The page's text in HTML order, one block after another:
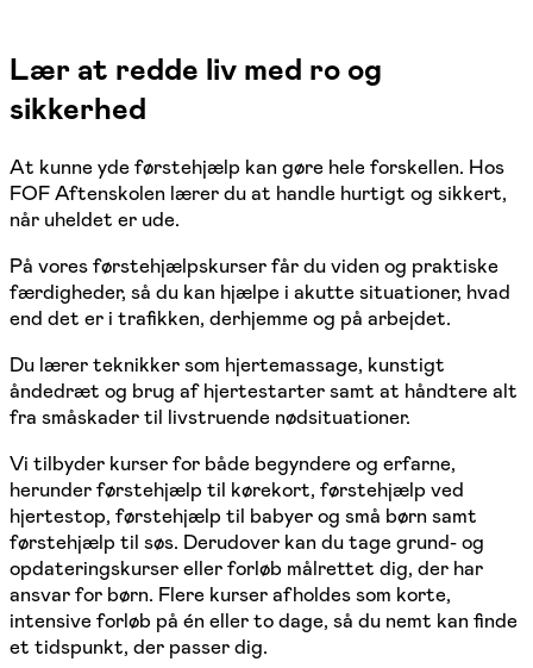
Lær at redde liv med ro og
sikkerhed
At kunne yde førstehjælp kan gøre hele forskellen. Hos
FOF Aftenskolen lærer du at handle hurtigt og sikkert,
når uheldet er ude.
På vores førstehjælpskurser får du viden og praktiske
færdigheder, så du kan hjælpe i akutte situationer, hvad
end det er i trafikken, derhjemme og på arbejdet.
Du lærer teknikker som hjertemassage, kunstigt
åndedræt og brug af hjertestarter samt at håndtere alt
fra småskader til livstruende nødsituationer.
Vi tilbyder kurser for både begyndere og erfarne,
herunder førstehjælp til kørekort, førstehjælp ved
hjertestop, førstehjælp til babyer og små børn samt
førstehjælp til søs. Derudover kan du tage grund- og
opdateringskurser eller forløb målrettet dig, der har
ansvar for børn. Flere kurser afholdes som korte,
intensive forløb på én eller to dage, så du nemt kan finde
et tidspunkt, der passer dig.